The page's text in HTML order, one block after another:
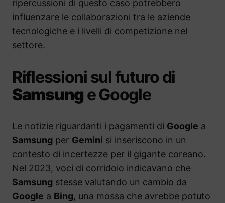
ripercussioni di questo caso potrebbero
influenzare le collaborazioni tra le aziende
tecnologiche e i livelli di competizione nel
settore.
Riflessioni sul futuro di
Samsung e Google
Le notizie riguardanti i pagamenti di Google a
Samsung per Gemini si inseriscono in un
contesto di incertezze per il gigante coreano.
Nel 2023, voci di corridoio indicavano che
Samsung stesse valutando un cambio da
Google a Bing, una mossa che avrebbe potuto